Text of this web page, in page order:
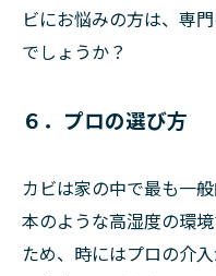
ビにお悩みの方は、専
でしょうか？
６．プロの選び方
カビは家の中で最も一
本のような高湿度の環
ため、時にはプロの介